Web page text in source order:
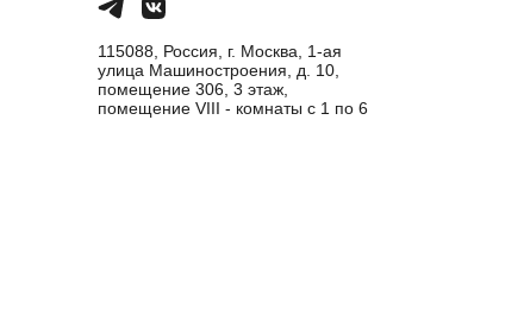
115088, Россия, г. Москва, 1-ая
улица Машиностроения, д. 10,
помещение 306, 3 этаж,
помещение VIII - комнаты с 1 по 6